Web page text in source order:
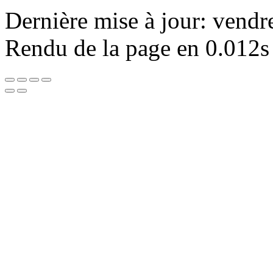
Dernière mise à jour:
Rendu de la page en 0.012s